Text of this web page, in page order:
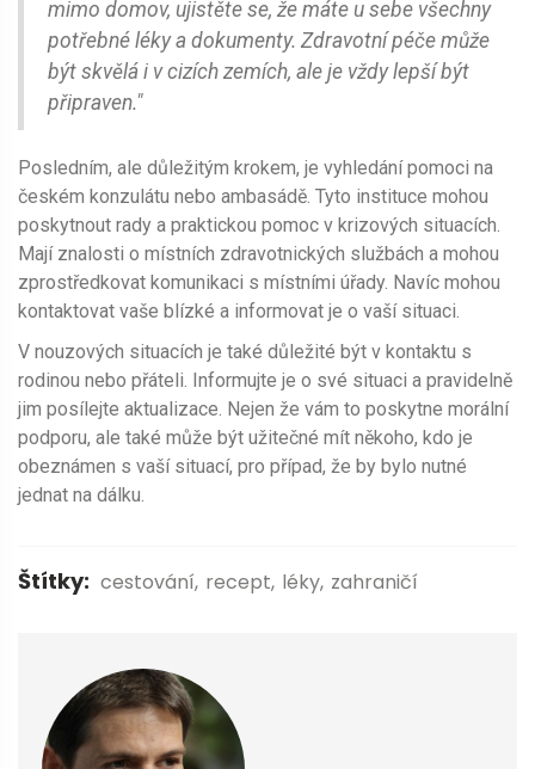
mimo domov, ujistěte se, že máte u sebe všechny
potřebné léky a dokumenty. Zdravotní péče může
být skvělá i v cizích zemích, ale je vždy lepší být
připraven."
Posledním, ale důležitým krokem, je vyhledání pomoci na
českém konzulátu nebo ambasádě. Tyto instituce mohou
poskytnout rady a praktickou pomoc v krizových situacích.
Mají znalosti o místních zdravotnických službách a mohou
zprostředkovat komunikaci s místními úřady. Navíc mohou
kontaktovat vaše blízké a informovat je o vaší situaci.
V nouzových situacích je také důležité být v kontaktu s
rodinou nebo přáteli. Informujte je o své situaci a pravidelně
jim posílejte aktualizace. Nejen že vám to poskytne morální
podporu, ale také může být užitečné mít někoho, kdo je
obeznámen s vaší situací, pro případ, že by bylo nutné
jednat na dálku.
Štítky: cestování recept léky zahraničí